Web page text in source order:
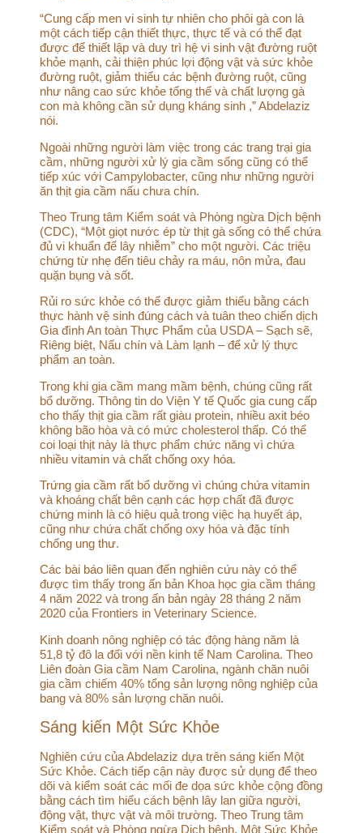
“Cung cấp men vi sinh tự nhiên cho phôi gà con là
một cách tiếp cận thiết thực, thực tế và có thể đạt
được để thiết lập và duy trì hệ vi sinh vật đường ruột
khỏe mạnh, cải thiện phúc lợi động vật và sức khỏe
đường ruột, giảm thiểu các bệnh đường ruột, cũng
như nâng cao sức khỏe tổng thể và chất lượng gà
con mà không cần sử dụng kháng sinh ,” Abdelaziz
nói.
Ngoài những người làm việc trong các trang trại gia
cầm, những người xử lý gia cầm sống cũng có thể
tiếp xúc với Campylobacter, cũng như những người
ăn thịt gia cầm nấu chưa chín.
Theo Trung tâm Kiểm soát và Phòng ngừa Dịch bệnh
(CDC), “Một giọt nước ép từ thịt gà sống có thể chứa
đủ vi khuẩn để lây nhiễm” cho một người. Các triệu
chứng từ nhẹ đến tiêu chảy ra máu, nôn mửa, đau
quặn bụng và sốt.
Rủi ro sức khỏe có thể được giảm thiểu bằng cách
thực hành vệ sinh đúng cách và tuân theo chiến dịch
Gia đình An toàn Thực Phẩm của USDA – Sạch sẽ,
Riêng biệt, Nấu chín và Làm lạnh – để xử lý thực
phẩm an toàn.
Trong khi gia cầm mang mầm bệnh, chúng cũng rất
bổ dưỡng. Thông tin do Viện Y tế Quốc gia cung cấp
cho thấy thịt gia cầm rất giàu protein, nhiều axit béo
không bão hòa và có mức cholesterol thấp. Có thể
coi loại thịt này là thực phẩm chức năng vì chứa
nhiều vitamin và chất chống oxy hóa.
Trứng gia cầm rất bổ dưỡng vì chúng chứa vitamin
và khoáng chất bên cạnh các hợp chất đã được
chứng minh là có hiệu quả trong việc hạ huyết áp,
cũng như chứa chất chống oxy hóa và đặc tính
chống ung thư.
Các bài báo liên quan đến nghiên cứu này có thể
được tìm thấy trong ấn bản Khoa học gia cầm tháng
4 năm 2022 và trong ấn bản ngày 28 tháng 2 năm
2020 của Frontiers in Veterinary Science.
Kinh doanh nông nghiệp có tác động hàng năm là
51,8 tỷ đô la đối với nền kinh tế Nam Carolina. Theo
Liên đoàn Gia cầm Nam Carolina, ngành chăn nuôi
gia cầm chiếm 40% tổng sản lượng nông nghiệp của
bang và 80% sản lượng chăn nuôi.
Sáng kiến Một Sức Khỏe
Nghiên cứu của Abdelaziz dựa trên sáng kiến Một
Sức Khỏe. Cách tiếp cận này được sử dụng để theo
dõi và kiểm soát các mối đe dọa sức khỏe cộng đồng
bằng cách tìm hiểu cách bệnh lây lan giữa người,
động vật, thực vật và môi trường. Theo Trung tâm
Kiểm soát và Phòng ngừa Dịch bệnh, Một Sức Khỏe